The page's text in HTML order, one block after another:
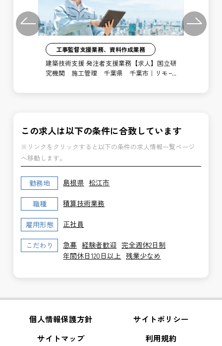
Previous
工事監督支援業務、資料作成業務
建築技術支援 発注者支援業務【求人】国立研
究機関 施工管理 千葉県 千葉市｜リモー
Next
この求人は以下の条件に合致しています
※リンクをクリックすると以下の条件の求人情報一覧ページ
へ移動します。
勤務地 島根県 松江市
職種 積算技術業務
雇用形態 正社員
こだわり 急募 経験者歓迎 完全週休2日制
年間休日120日以上 残業少なめ
個人情報保護方針
サイトポリシー
サイトマップ
利用規約